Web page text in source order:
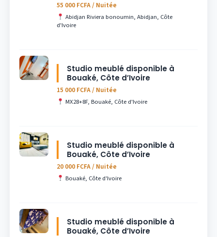
55 000 FCFA / Nuitée
Abidjan Riviera bonoumin, Abidjan, Côte
d'Ivoire
Studio meublé disponible à
Bouaké, Côte d’Ivoire
15 000 FCFA / Nuitée
MX28+8F, Bouaké, Côte d'Ivoire
Studio meublé disponible à
Bouaké, Côte d’Ivoire
20 000 FCFA / Nuitée
Bouaké, Côte d'Ivoire
Studio meublé disponible à
Bouaké, Côte d’Ivoire